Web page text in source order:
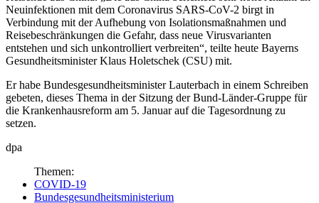
Neuinfektionen mit dem Coronavirus SARS-CoV-2 birgt in
Verbindung mit der Aufhebung von Isolationsmaßnahmen und
Reisebeschränkungen die Gefahr, dass neue Virusvarianten
entstehen und sich unkontrolliert verbreiten“, teilte heute Bayerns
Gesundheitsminister Klaus Holetschek (CSU) mit.
Er habe Bundesgesundheitsminister Lauterbach in einem Schreiben
gebeten, dieses Thema in der Sitzung der Bund-Länder-Gruppe für
die Krankenhausreform am 5. Januar auf die Tagesordnung zu
setzen.
dpa
Themen:
COVID-19
Bundesgesundheitsministerium